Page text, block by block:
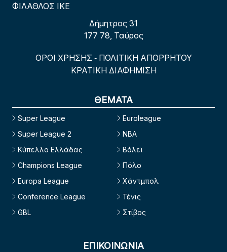
ΦΙΛΑΘΛΟΣ ΙΚΕ
Δήμητρος 31
177 78, Ταύρος
ΟΡΟΙ ΧΡΗΣΗΣ - ΠΟΛΙΤΙΚΗ ΑΠΟΡΡΗΤΟΥ
ΚΡΑΤΙΚΗ ΔΙΑΦΗΜΙΣΗ
ΘΕΜΑΤΑ
Super League
Super League 2
Κύπελλο Ελλάδας
Champions League
Europa League
Conference League
GBL
Euroleague
NBA
Βόλεϊ
Πόλο
Χάντμπολ
Τένις
Στίβος
ΕΠΙΚΟΙΝΩΝΙΑ